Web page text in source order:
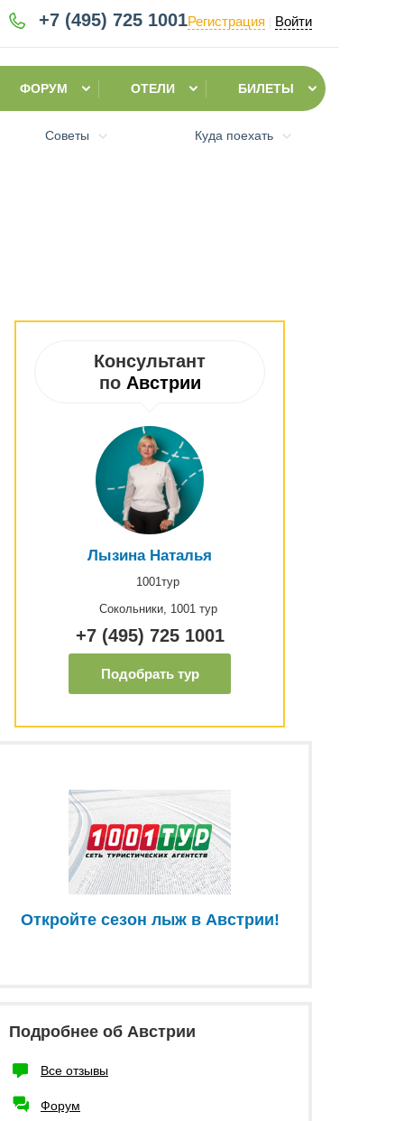
+7 (495) 725 1001Регистрация Войти
ФОРУМ ОТЕЛИ БИЛЕТЫ
Советы Куда поехать
Консультант
по Австрии
Лызина Наталья
1001тур
Сокольники, 1001 тур
+7 (495) 725 1001
Подобрать тур
Откройте сезон лыж в Австрии!
Подробнее об Австрии
Все отзывы
Форум